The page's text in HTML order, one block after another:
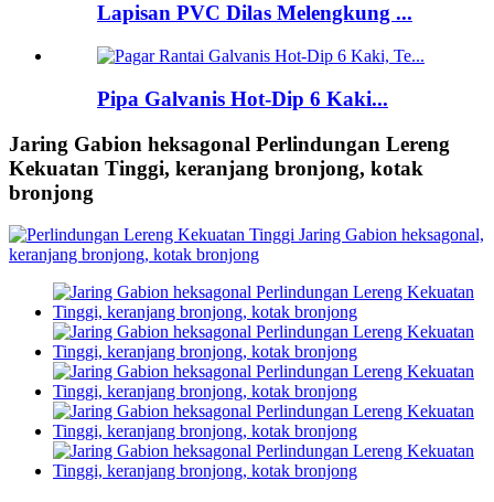
Lapisan PVC Dilas Melengkung ...
Pipa Galvanis Hot-Dip 6 Kaki...
Jaring Gabion heksagonal Perlindungan Lereng
Kekuatan Tinggi, keranjang bronjong, kotak
bronjong